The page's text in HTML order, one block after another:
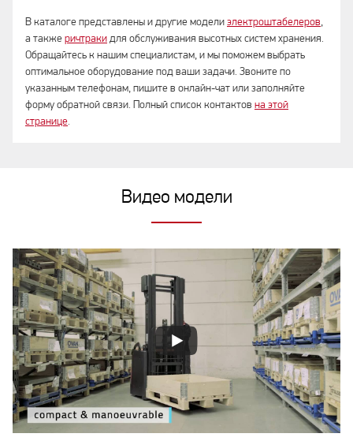
В каталоге представлены и другие модели электроштабелеров,
а также ричтраки для обслуживания высотных систем хранения.
Обращайтесь к нашим специалистам, и мы поможем выбрать
оптимальное оборудование под ваши задачи. Звоните по
указанным телефонам, пишите в онлайн-чат или заполняйте
форму обратной связи. Полный список контактов на этой
странице.
Видео модели